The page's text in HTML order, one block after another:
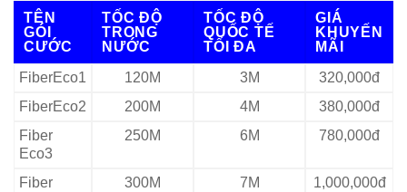
TÊN
GÓI
CƯỚC
TỐC ĐỘ
TRONG
NƯỚC
TỐC ĐỘ
QUỐC TẾ
TỐI ĐA
GIÁ
KHUYẾN
MÃI
FiberEco1
120M 3M
320,000đ
FiberEco2
200M 4M
380,000đ
Fiber
Eco3
250M 6M 780,000đ
Fiber
300M 7M 1,000,000đ